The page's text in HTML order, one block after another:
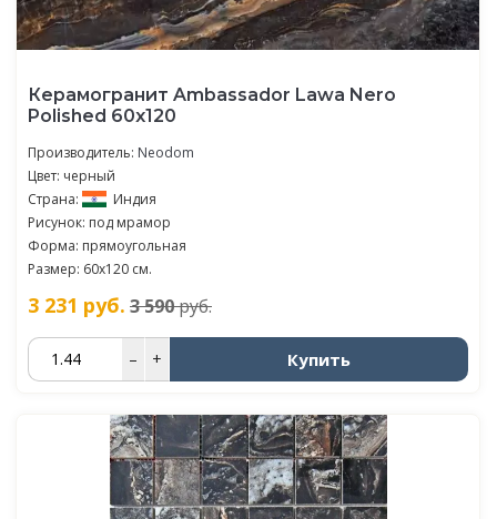
Керамогранит Ambassador Lawa Nero
Polished 60x120
Производитель: Neodom
Цвет: черный
Страна:
Индия
Рисунок: под мрамор
Форма: прямоугольная
Размер: 60x120 см.
3 231 руб. 3 590руб.
– + Купить